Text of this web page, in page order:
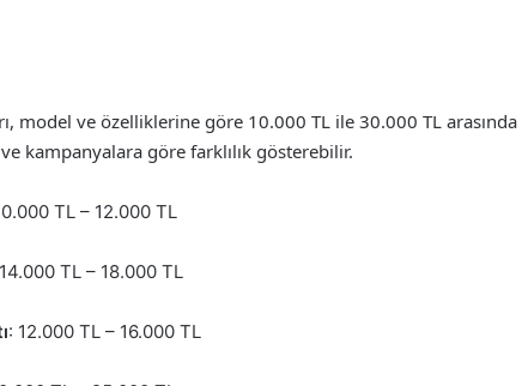
model ve özelliklerine göre 10.000 TL ile 30.000 TL arasında
kampanyalara göre farklılık gösterebilir.
TL – 12.000 TL
TL – 18.000 TL
: 12.000 TL – 16.000 TL